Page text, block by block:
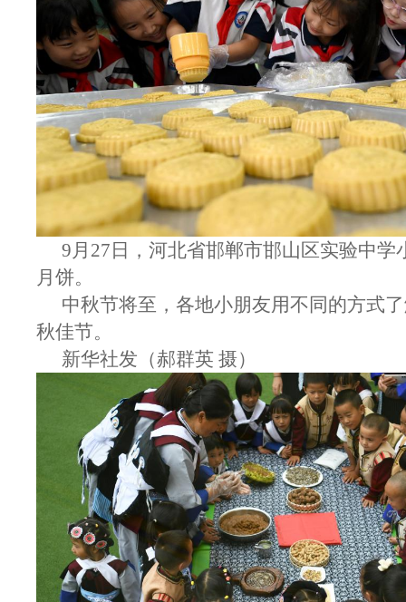
9月27日，河北省邯郸市邯山区实验中学
月饼。
中秋节将至，各地小朋友用不同的方式
秋佳节。
新华社发（郝群英 摄）